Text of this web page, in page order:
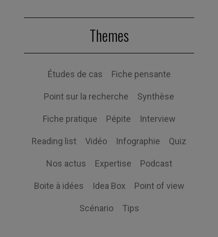
Themes
Études de cas Fiche pensante
Point sur la recherche Synthèse
Fiche pratique Pépite Interview
Reading list Vidéo Infographie Quiz
Nos actus Expertise Podcast
Boite à idées Idea Box Point of view
Scénario Tips